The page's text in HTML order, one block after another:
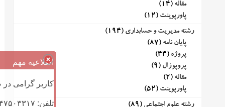
مقاله (14)
پاورپوینت (12)
رشته مدیریت و حسابداری (194)
پایان نامه (87)
پروژه (44)
پروپوزال (9)
مقاله (2)
پاورپوینت (52)
رشته علوم اجتماعی (89)
اطلاعیه مهم
کاربر گرامی
تلفن: ۰۹۱۴۷۵۰۳۳۱۷ (تلگرام یا تماس)